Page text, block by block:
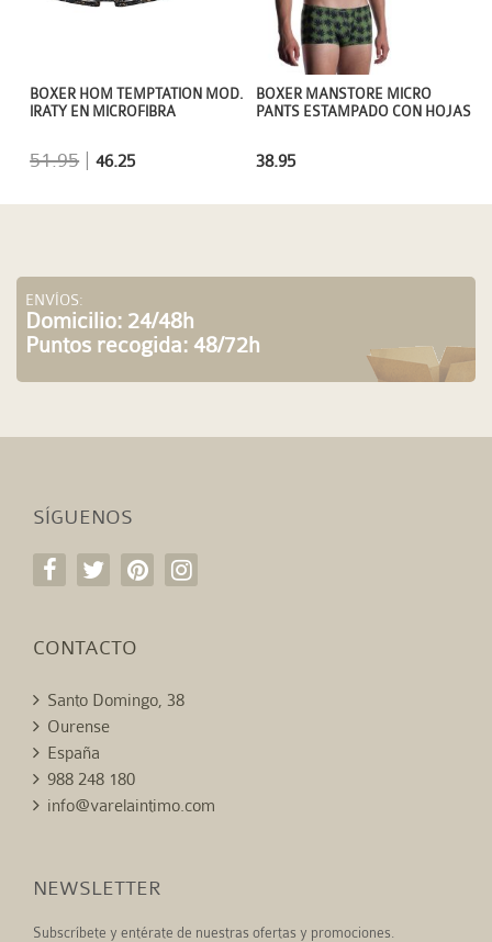
BOXER MANSTORE MICRO
PANTS ESTAMPADO CON HOJAS
38.95
BOXER HOM TEMPTATION MOD.
IRATY EN MICROFIBRA
51.95 |46.25
ENVÍOS:
Domicilio: 24/48h
Puntos recogida: 48/72h
SÍGUENOS
CONTACTO
Santo Domingo, 38
Ourense
España
988 248 180
info@varelaintimo.com
NEWSLETTER
Subscríbete y entérate de nuestras ofertas y promociones.